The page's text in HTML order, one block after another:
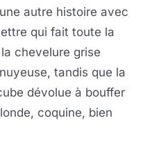
autre histoire avec
qui fait toute la
chevelure grise
tandis que la
dévolue à bouffer
coquine, bien